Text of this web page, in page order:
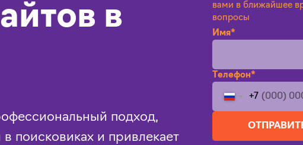
в
подход,
поисковиках и привлекает
вами в ближайшее
вопросы
Имя*
Телефон*
+7